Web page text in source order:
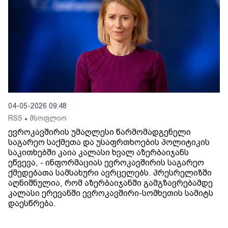
04-05-2026 09:48
RSS • მსოფლიო
ევროკავშირის უმაღლესი წარმომადგენელი
საგარეო საქმეთა და უსაფრთხოების პოლიტიკის
საკითხებში კაია კალასი ხვალ აზერბაიჯანს
ეწვევა, - ინფორმაციას ევროკავშირის საგარეო
ქმედებათა სამსახური ავრცელებს. პრესრელიზში
აღნიშნულია, რომ აზერბაიჯანში გამგზავრებამდე
კალასი ერევანში ევროკავშირი-სომხეთის სამიტს
დაესწრება.